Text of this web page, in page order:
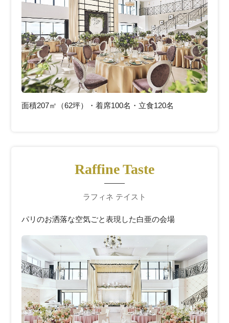
面積207㎡（62坪）・着席100名・立食120名
Raffine Taste
ラフィネ テイスト
パリのお洒落な空気ごと表現した白亜の会場